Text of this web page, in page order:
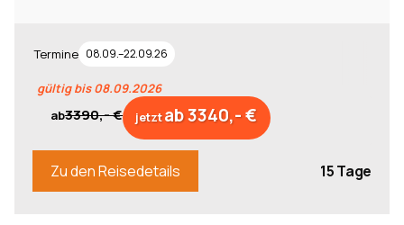
Termine 08.09.–22.09.26
Zu den Reisedetails 15 Tage
ab3390,- € jetztab 3340,- €
gültig bis 08.09.2026